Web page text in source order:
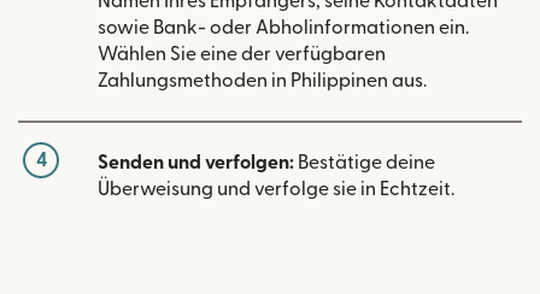
sowie Bank- oder Abholinformationen ein.
Wählen Sie eine der verfügbaren
Zahlungsmethoden in Philippinen aus.
4 Senden und verfolgen: Bestätige deine
Überweisung und verfolge sie in Echtzeit.